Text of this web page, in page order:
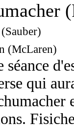
séance
qui